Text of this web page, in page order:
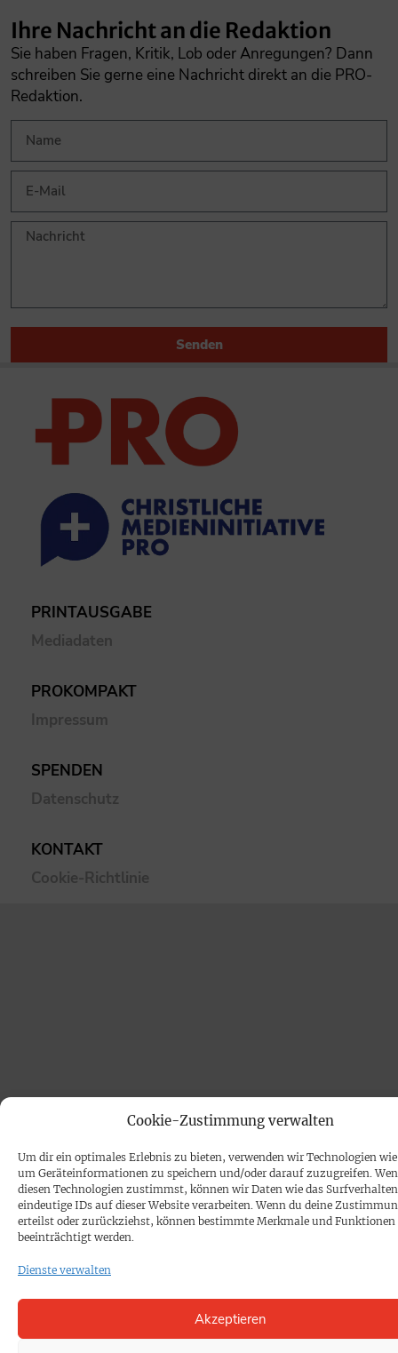
Cookie-Zustimmung verwalten
Um dir ein optimales Erlebnis zu bieten, verwenden wir Technologien wie
um Geräteinformationen zu speichern und/oder darauf zuzugreifen.
diesen Technologien zustimmst, können wir Daten wie das
eindeutige IDs auf dieser Website verarbeiten. Wenn du deine
erteilst oder zurückziehst, können bestimmte Merkmale und Funktionen
beeinträchtigt werden.
Dienste verwalten
Akzeptieren
Ihre Nachricht an die Redaktion
Sie haben Fragen, Kritik, Lob oder Anregungen? Dann
schreiben Sie gerne eine Nachricht direkt an die PRO-
Redaktion.
Senden
PRINTAUSGABE
Mediadaten
PROKOMPAKT
Impressum
SPENDEN
Datenschutz
KONTAKT
Cookie-Richtlinie